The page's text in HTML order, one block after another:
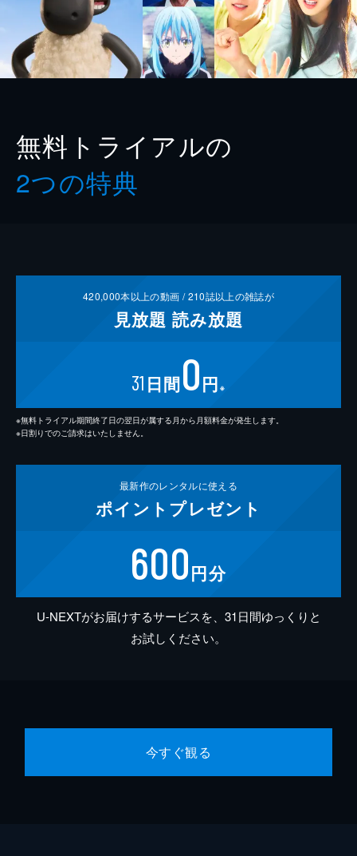
無料トライアルの
2つの特典
420,000本以上の動画 /210誌以上の雑誌が
見放題 読み放題
31 日間0円 ※
※無料トライアル期間終了日の翌日が属する月から月額料金が発生します。
※日割りでのご請求はいたしません。
最新作のレンタルに使える
ポイント プレゼント
600円分
U-NEXTがお届けするサービスを、31日間ゆっくりと
お試しください。
今すぐ観る